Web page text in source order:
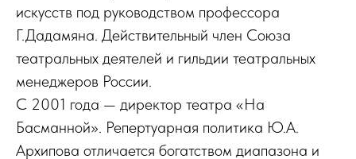
искусств под руководством профессора
Г.Дадамяна. Действительный член Союза
театральных деятелей и гильдии театральных
менеджеров России.
С 2001 года — директор театра «На
Басманной». Репертуарная политика Ю.А.
Архипова отличается богатством диапазона и